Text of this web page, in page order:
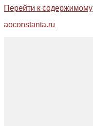
Перейти к содержимому
aoconstanta.ru